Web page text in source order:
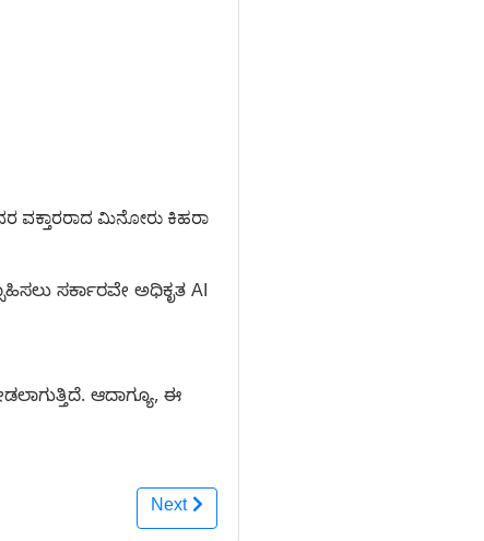
ವಕ್ತಾರರಾದ ಮಿನೋರು ಕಿಹರಾ
ಸರ್ಕಾರವೇ ಅಧಿಕೃತ AI
ಆದಾಗ್ಯೂ, ಈ
Next